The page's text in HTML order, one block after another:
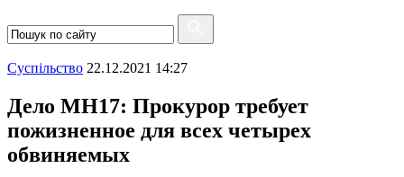
Суспiльство 22.12.2021 14:27
Дело МН17: Прокурор требует
пожизненное для всех четырех
обвиняемых